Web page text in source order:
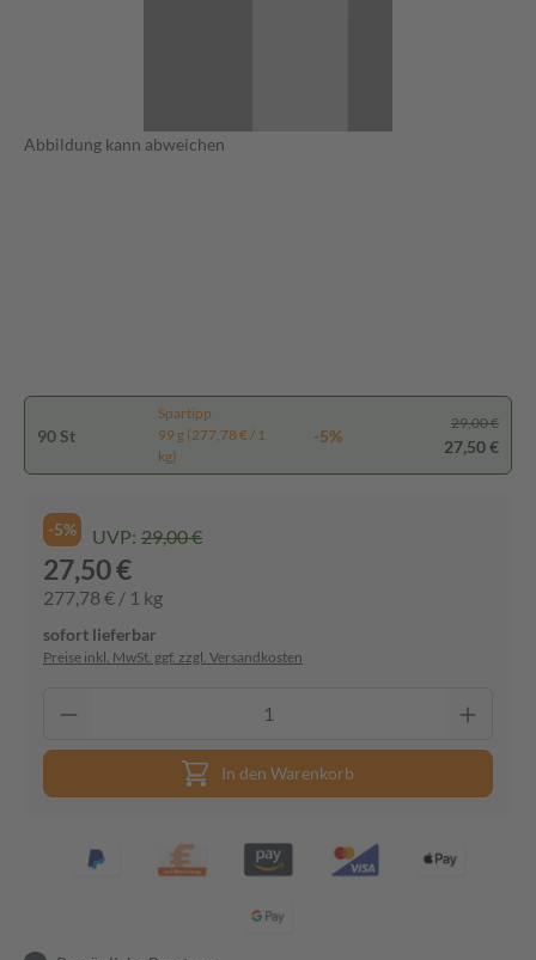
Abbildung kann abweichen
90 St
Spartipp
99 g (277,78 € / 1
kg)
-5%
29,00 €
27,50 €
-5% UVP: 29,00 €
27,50 €
277,78 € / 1 kg
sofort lieferbar
Preise inkl. MwSt. ggf. zzgl. Versandkosten
In den Warenkorb